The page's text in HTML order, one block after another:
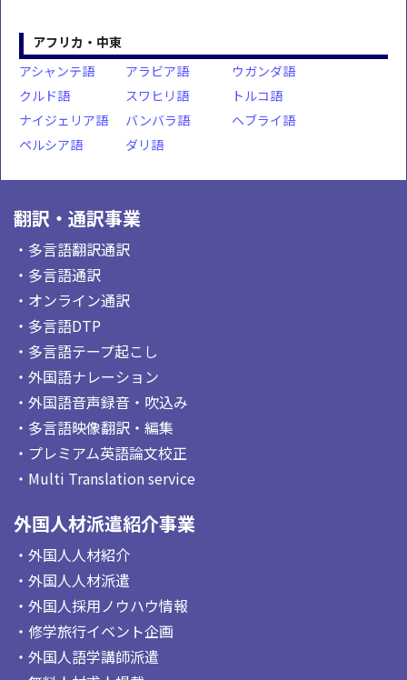
アフリカ・中東
アシャンテ語
アラビア語
ウガンダ語
クルド語
スワヒリ語
トルコ語
ナイジェリア語
バンバラ語
ヘブライ語
ペルシア語
ダリ語